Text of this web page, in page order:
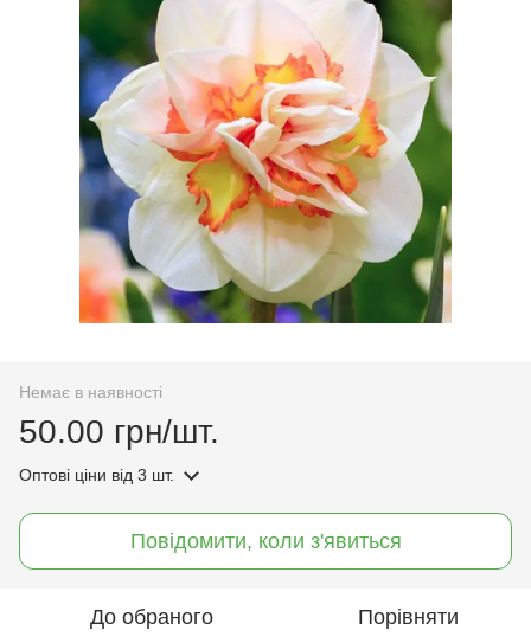
Немає в наявності
50.00 грн/шт.
Оптові ціни від 3 шт.
Повідомити, коли з'явиться
До обраного Порівняти